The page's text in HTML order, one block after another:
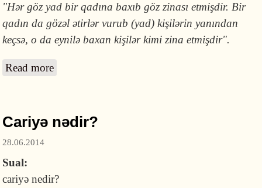
"Hər göz yad bir qadına baxıb göz zinası etmişdir. Bir
qadın da gözəl ətirlər vurub (yad) kişilərin yanından
keçsə, o da eynilə baxan kişilər kimi zina etmişdir".
Read more
Cariyə nədir?
28.06.2014
Sual:
cariyə nedir?